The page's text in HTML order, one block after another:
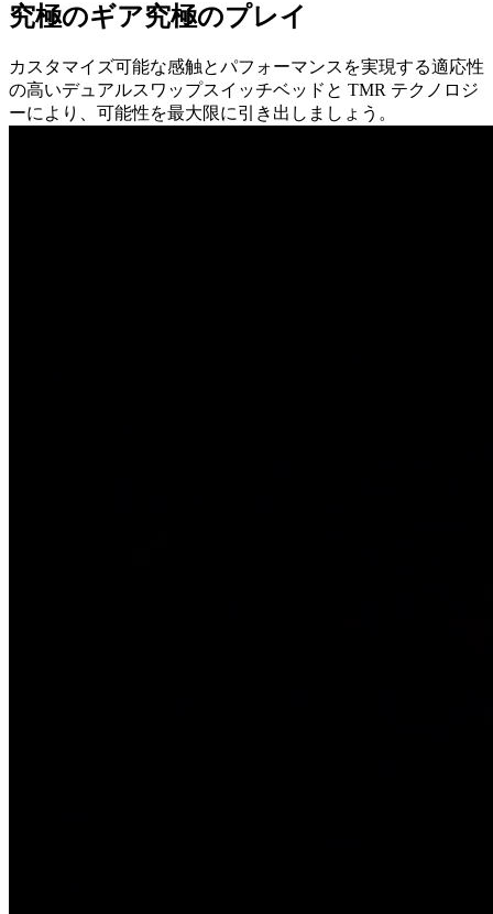
究極のギア究極のプレイ
カスタマイズ可能な感触とパフォーマンスを実現する適応性
の高いデュアルスワップスイッチベッドと TMR テクノロジ
ーにより、可能性を最大限に引き出しましょう。